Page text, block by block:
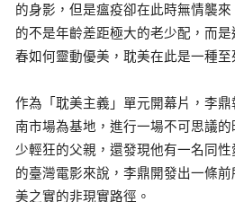
的身影，但是瘟疫卻在此時無情襲
的不是年齡差距極大的老少配，而
春如何靈動優美，耽美在此是一種至
作為「耽美主義」單元開幕片，李
南市場為基地，進行一場不可思議
少輕狂的父親，還發現他有一名同
的臺灣電影來說，李鼎開發出一條
美之實的非現實路徑。